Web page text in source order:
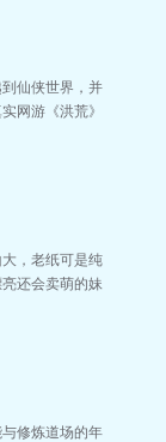
仙侠世界，并
网游《洪荒》
，老纸可是纯
还会卖萌的妹
修炼道场的年